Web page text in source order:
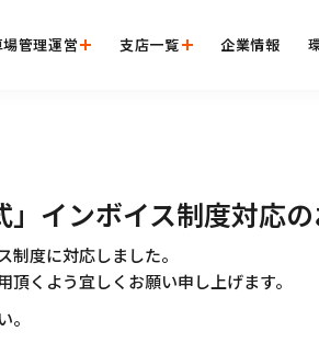
管理運営 支店一覧 企業情報
」インボイス制度対応
度に対応しました。
くよう宜しくお願い申し上げます。